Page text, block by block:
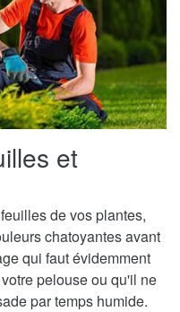
et
de vos plantes,
chatoyantes avant
qui faut évidemment
pelouse ou qu'il ne
par temps humide.